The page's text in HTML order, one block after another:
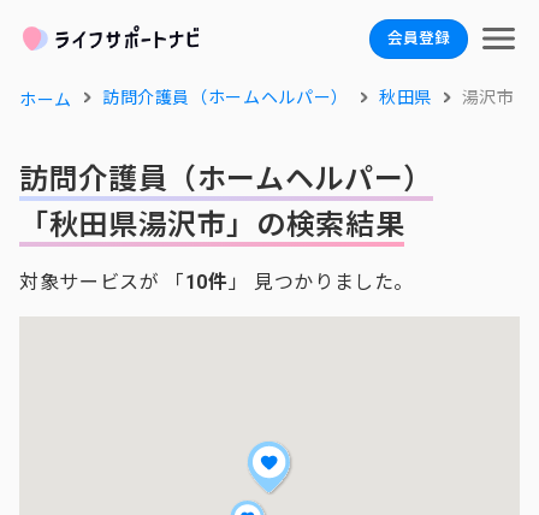
会員登録
ホーム 訪問介護員（ホームヘルパー） 秋田県 湯沢市
訪問介護員（ホームヘルパー）
「秋田県湯沢市」の検索結果
対象サービスが 「10件 」 見つかりました。